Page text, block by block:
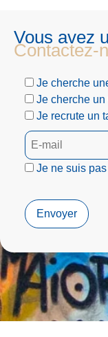
Vous avez
Contactez-
Je cherche
Je cherche un
Je recrute un
Je ne suis